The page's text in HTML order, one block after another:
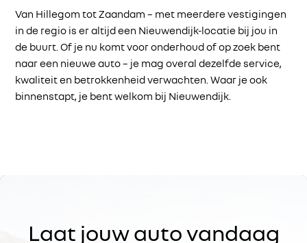
Van Hillegom tot Zaandam – met meerdere vestigingen
in de regio is er altijd een Nieuwendijk-locatie bij jou in
de buurt. Of je nu komt voor onderhoud of op zoek bent
naar een nieuwe auto – je mag overal dezelfde service,
kwaliteit en betrokkenheid verwachten. Waar je ook
binnenstapt, je bent welkom bij Nieuwendijk.
Laat jouw auto vandaag